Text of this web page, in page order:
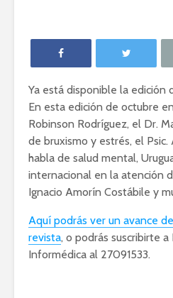
Ya está disponible la edición
En esta edición de octubre
Robinson Rodríguez, el Dr.
de bruxismo y estrés, el
habla de salud mental,
internacional en la atención
Ignacio Amorín Costábile y
Aquí podrás ver un avance
revista, o podrás suscribirte
Informédica al 27091533.